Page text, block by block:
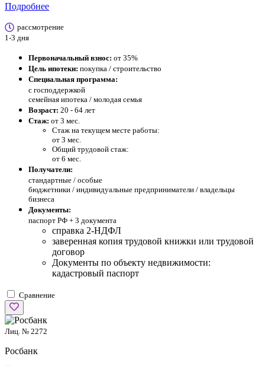
Подробнее
рассмотрение
1-3 дня
Первоначальный взнос: от 35%
Цель ипотеки: покупка / строительство
Специальная программа:
с господдержкой
семейная ипотека / молодая семья
Возраст: 20 - 64 лет
Стаж: от 3 мес.
Стаж на текущем месте работы:
от 3 мес.
Общий трудовой стаж:
от 6 мес.
Получатели:
стандартные / особые
бюджетники / индивидуальные предприниматели / владельцы
бизнеса
Документы:
паспорт РФ + 3 документа
справка 2-НДФЛ
заверенная копия трудовой книжки или трудовой
договор
Документы по объекту недвижимости:
кадастровый паспорт
Сравнение
Лиц. № 2272
Росбанк